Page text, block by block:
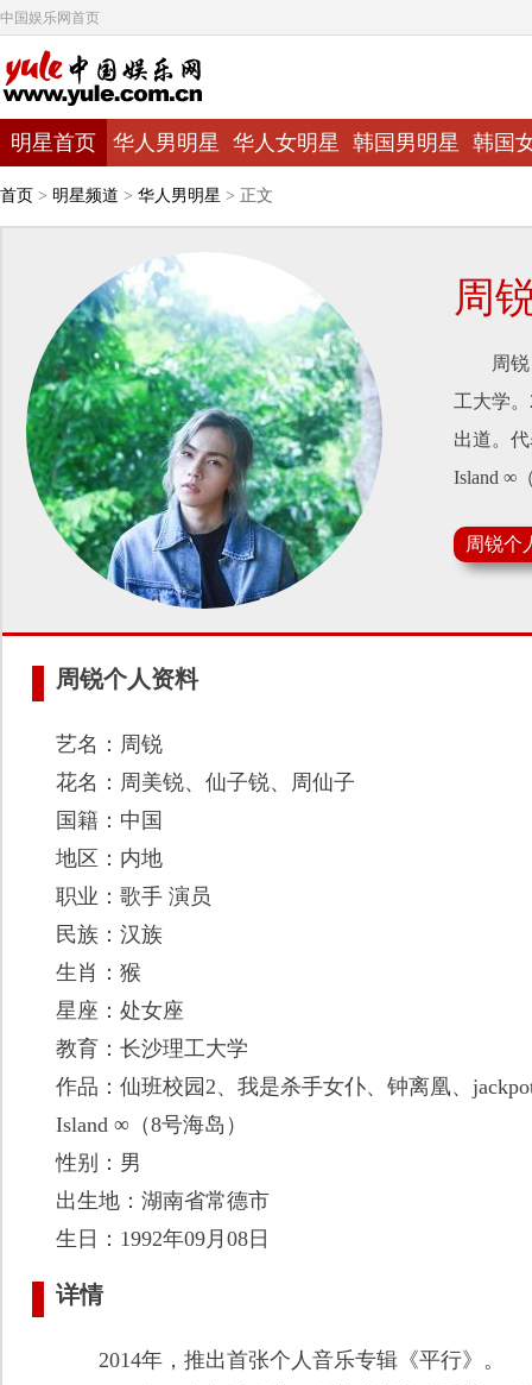
中国娱乐网首页
明星首页 华人男明星 华人女明星 韩国男明星 韩国
首页 > 明星频道 > 华人男明星 > 正文
周
周锐，
工大学
出道。
Island ∞
周锐个
周锐个人资料
艺名：周锐
花名：周美锐、仙子锐、周仙子
国籍：中国
地区：内地
职业：歌手 演员
民族：汉族
生肖：猴
星座：处女座
教育：长沙理工大学
作品：仙班校园2、我是杀手女仆、钟离凰、
Island ∞（8号海岛）
性别：男
出生地：湖南省常德市
生日：1992年09月08日
详情
2014年，推出首张个人音乐专辑《平行》。